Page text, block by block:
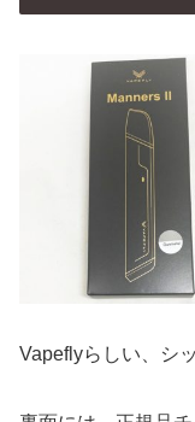
Vapeflyらしい、シ